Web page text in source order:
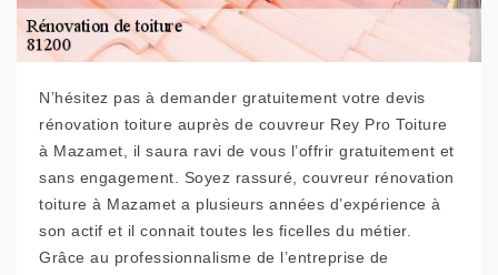
N’hésitez pas à demander gratuitement votre devis
rénovation toiture auprès de couvreur Rey Pro Toiture
à Mazamet, il saura ravi de vous l’offrir gratuitement et
sans engagement. Soyez rassuré, couvreur rénovation
toiture à Mazamet a plusieurs années d’expérience à
son actif et il connait toutes les ficelles du métier.
Grâce au professionnalisme de l’entreprise de